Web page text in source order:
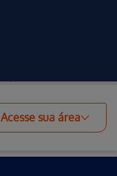
Acesse sua área